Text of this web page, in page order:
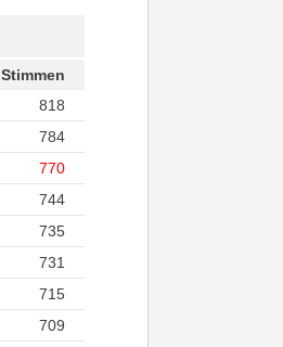
Stimmen
818
784
770
744
735
731
715
709